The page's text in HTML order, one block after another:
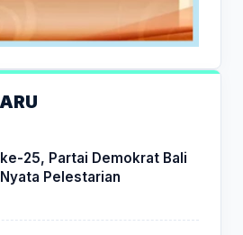
ke-25, Partai Demokrat Bali
Pelestarian